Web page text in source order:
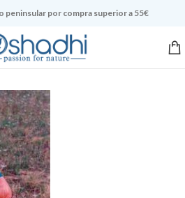
por compra superior a 55€